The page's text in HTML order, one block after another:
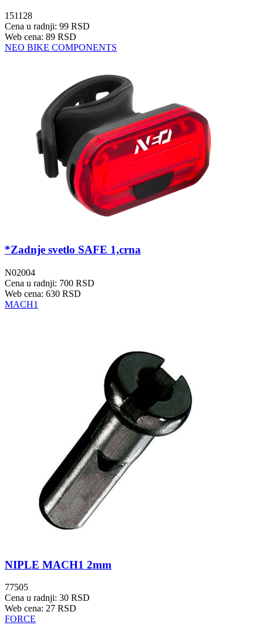
151128
Cena u radnji: 99 RSD
Web cena: 89 RSD
NEO BIKE COMPONENTS
*Zadnje svetlo SAFE 1,crna
N02004
Cena u radnji: 700 RSD
Web cena: 630 RSD
MACH1
NIPLE MACH1 2mm
77505
Cena u radnji: 30 RSD
Web cena: 27 RSD
FORCE